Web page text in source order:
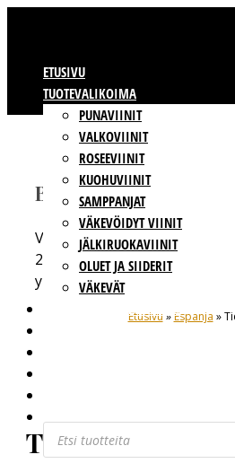
ETUSIVU
TUOTEVALIKOIMA
PUNAVIINIT
VALKOVIINIT
ROSEEVIINIT
KUOHUVIINIT
SAMPPANJAT
VÄKEVÖIDYT VIINIT
JÄLKIRUOKAVIINIT
OLUET JA SIIDERIT
VÄKEVÄT
VIINIT OMALLA ETIKETILLÄ
Products
search
BBWINES OY
Vajossuonkatu 10
20360 Turku
y-tunnus: 2009865-8
Etusivu »Espanja »
Tierra de